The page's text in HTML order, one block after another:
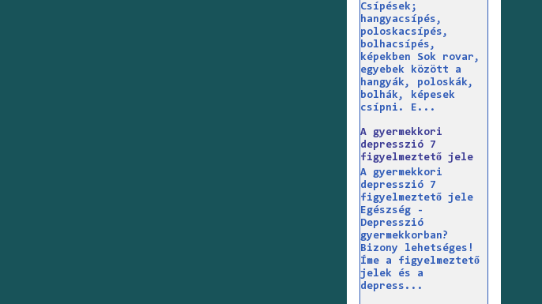
Csípések;
hangyacsípés,
poloskacsípés,
bolhacsípés,
képekben Sok rovar,
egyebek között a
hangyák, poloskák,
bolhák, képesek
csípni. E...
A gyermekkori
depresszió 7
figyelmeztető jele
A gyermekkori
depresszió 7
figyelmeztető jele
Egészség -
Depresszió
gyermekkorban?
Bizony lehetséges!
Íme a figyelmeztető
jelek és a
depress...